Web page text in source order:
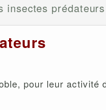
insectes prédateurs
pour leur activité